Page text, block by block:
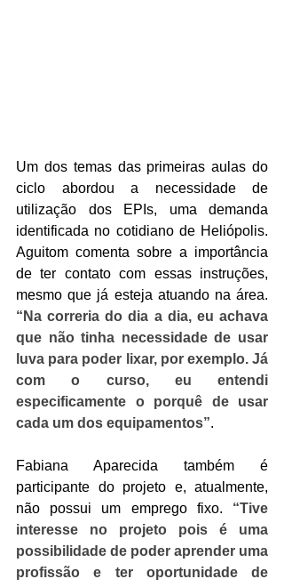
Um dos temas das primeiras aulas do
ciclo abordou a necessidade de
utilização dos EPIs, uma demanda
identificada no cotidiano de Heliópolis.
Aguitom comenta sobre a importância
de ter contato com essas instruções,
“Na correria do dia a dia, eu achava
que não tinha necessidade de usar
luva para poder lixar, por exemplo. Já
com o curso, eu entendi
especificamente o porquê de usar
cada um dos equipamentos”.
Fabiana Aparecida também é
participante do projeto e, atualmente,
não possui um emprego fixo. “Tive
interesse no projeto pois é uma
possibilidade de poder aprender uma
profissão e ter oportunidade de